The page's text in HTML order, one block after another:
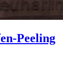
Peeling